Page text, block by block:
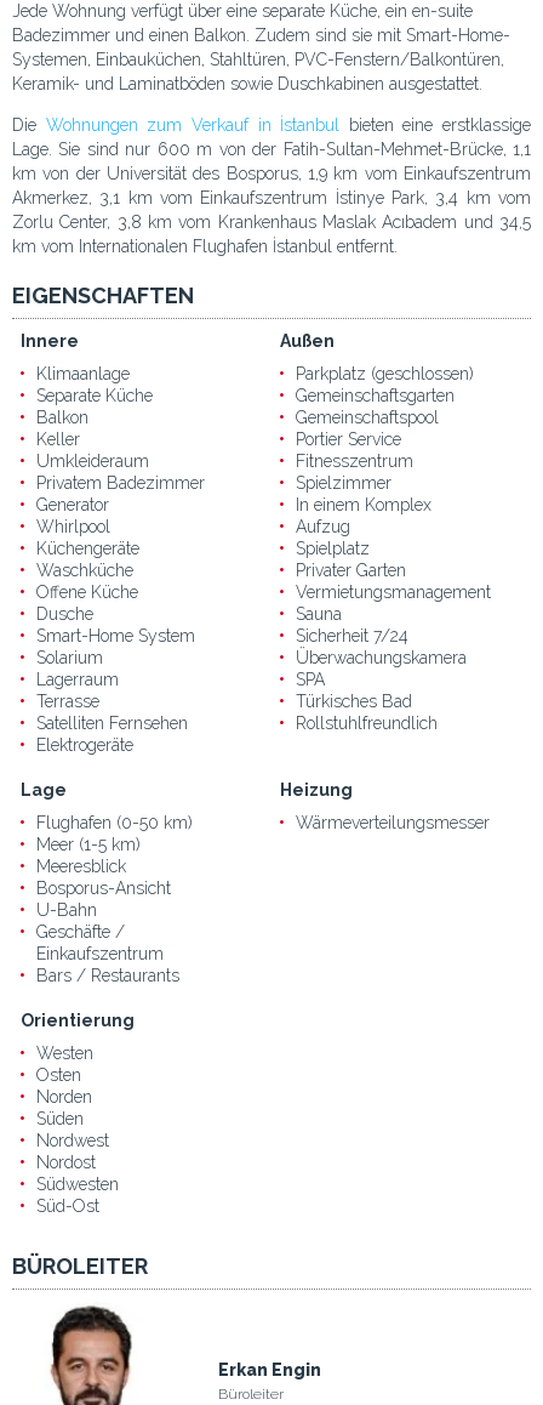
Jede Wohnung verfügt über eine separate Küche, ein en-suite
Badezimmer und einen Balkon. Zudem sind sie mit Smart-Home-
Systemen, Einbauküchen, Stahltüren, PVC-Fenstern/Balkontüren,
Keramik- und Laminatböden sowie Duschkabinen ausgestattet.
Die Wohnungen zum Verkauf in İstanbul
bieten eine erstklassige
Lage. Sie sind nur 600 m von der Fatih-Sultan-Mehmet-Brücke, 1,1
km von der Universität des Bosporus, 1,9 km vom Einkaufszentrum
Akmerkez, 3,1 km vom Einkaufszentrum İstinye Park, 3,4 km vom
Zorlu Center, 3,8 km vom Krankenhaus Maslak Acıbadem und 34,5
km vom Internationalen Flughafen İstanbul entfernt.
EIGENSCHAFTEN
Innere
Klimaanlage
Separate Küche
Balkon
Keller
Umkleideraum
Privatem Badezimmer
Generator
Whirlpool
Küchengeräte
Waschküche
Offene Küche
Dusche
Smart-Home System
Solarium
Lagerraum
Terrasse
Satelliten Fernsehen
Elektrogeräte
Außen
Parkplatz (geschlossen)
Gemeinschaftsgarten
Gemeinschaftspool
Portier Service
Fitnesszentrum
Spielzimmer
In einem Komplex
Aufzug
Spielplatz
Privater Garten
Vermietungsmanagement
Sauna
Sicherheit 7/24
Überwachungskamera
SPA
Türkisches Bad
Rollstuhlfreundlich
Lage
Flughafen (0-50 km)
Meer (1-5 km)
Meeresblick
Bosporus-Ansicht
U-Bahn
Geschäfte /
Einkaufszentrum
Bars / Restaurants
Heizung
Wärmeverteilungsmesser
Orientierung
Westen
Osten
Norden
Süden
Nordwest
Nordost
Südwesten
Süd-Ost
BÜROLEITER
Erkan Engin
Büroleiter